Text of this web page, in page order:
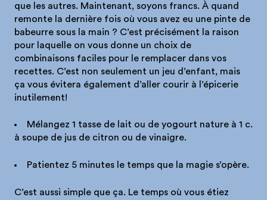
que les autres. Maintenant, soyons francs. À quand
remonte la dernière fois où vous avez eu une pinte de
babeurre sous la main ? C’est précisément la raison
pour laquelle on vous donne un choix de
combinaisons faciles pour le remplacer dans vos
recettes. C’est non seulement un jeu d’enfant, mais
ça vous évitera également d’aller courir à l’épicerie
inutilement!
Mélangez 1 tasse de lait ou de yogourt nature à 1 c.
à soupe de jus de citron ou de vinaigre.
Patientez 5 minutes le temps que la magie s’opère.
C’est aussi simple que ça. Le temps où vous étiez